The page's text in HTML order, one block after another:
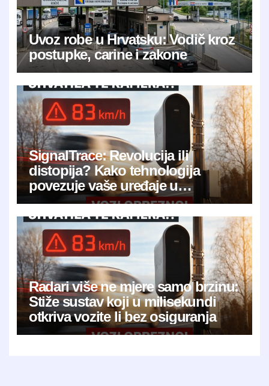
Uvoz robe u Hrvatsku: Vodič kroz
postupke, carine i zakone
SignalTrace: Revolucija ili
distopija? Kako tehnologija
povezuje vaše uređaje u
jedinstveni digitalni otisak
Radari više ne mjere samo brzinu:
Stiže sustav koji u milisekundi
otkriva vozite li bez osiguranja